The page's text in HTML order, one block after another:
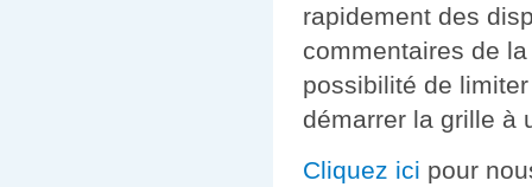
rapidement des
commentaires de
possibilité de
démarrer la grille à
Cliquez ici pour